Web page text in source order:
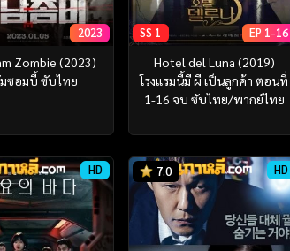
2023
Zombie (2023)
ซอมบี้ ซับไทย
SS 1 EP 1-16
Hotel del Luna (2019)
โรงแรมนี้มี ผี เป็นลูกค้า ตอนที่
1-16 จบ ซับไทย/พากย์ไทย
HD 7.0 HD